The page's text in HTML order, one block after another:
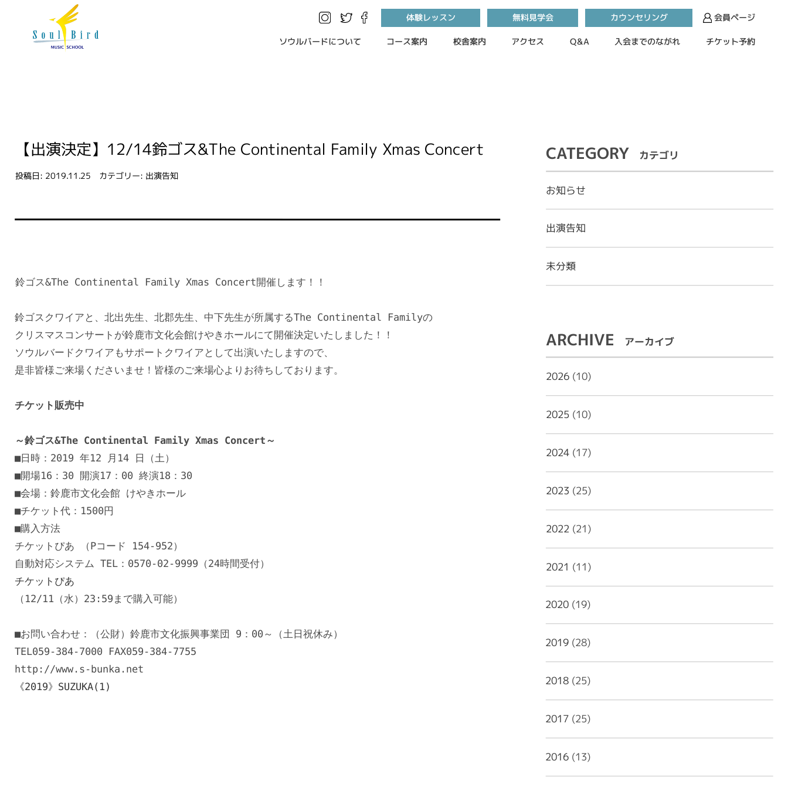
体験レッスン 無料見学会 カウンセリング 会員ページ
ソウルバードについて コース案内 校舎案内 アクセス Q&A 入会までのながれ チケット予約
【出演決定】12/14鈴ゴス&The Continental Family Xmas Concert
投稿日: 2019.11.25 カテゴリー: 出演告知
鈴ゴス&The Continental Family Xmas Concert開催します！！
鈴ゴスクワイアと、北出先生、北郡先生、中下先生が所属するThe Continental Familyの
クリスマスコンサートが鈴鹿市文化会館けやきホールにて開催決定いたしました！！
ソウルバードクワイアもサポートクワイアとして出演いたしますので、
是非皆様ご来場くださいませ！皆様のご来場心よりお待ちしております。
チケット販売中
～鈴ゴス&The Continental Family Xmas Concert～
■日時：2019 年12 月14 日（土）
■開場16：30 開演17：00 終演18：30
■会場：鈴鹿市文化会館 けやきホール
■チケット代：1500円
■購入方法
チケットぴあ （Pコード 154-952）
チケットぴあ
（12/11（水）23:59まで購入可能）
■お問い合わせ：（公財）鈴鹿市文化振興事業団 9：00～（土日祝休み）
TEL059-384-7000 FAX059-384-7755
《2019》SUZUKA(1)
CATEGORY カテゴリ
お知らせ
出演告知
未分類
ARCHIVE アーカイブ
2026(10)
2025(10)
2024(17)
2023 (25)
2022 (21)
2021 (11)
2020 (19)
2019 (28)
2018 (25)
2017 (25)
2016 (13)